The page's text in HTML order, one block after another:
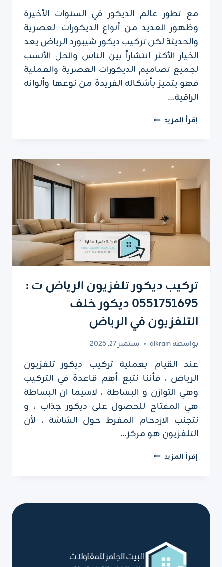
مع تطور عالم الديكور في السنوات الأخيرة
وظهور العديد من أنواع الديكورات العصرية
والحديثة لكن تركيب ديكور شيبورد الرياض يعد
الخيار الأكثر انتشاراً بين الناس والحل الأنسب
لجميع تصاميم الديكورات العصرية والعملية
فهو يتميز بأشكاله الفريدة من نوعها وألوانه
الراقية…
إقرأ المزيد تركيب
0551751695
ديكور
شيبورد
الرياض
تركيب ديكور تلفزيون الرياض ت :
0551751695 ديكور خلف
التلفزيون في الرياض
بواسطةaikram سبتمبر 27, 2025
عند القيام بعملية تركيب ديكور تلفزيون
الرياض ، فأننا نتبع أهم قاعدة في التركيب
وهي التوازن و البساطة ، لاسيما ان البساطة
هي المفتاح للحصول على ديكور جذاب ، و
نتجنب الازدحام المفرط حول الشاشة ، لأن
التلفزيون هو مركز…
إقرأ المزيد تركيب
ت
خلف
التلفزيون